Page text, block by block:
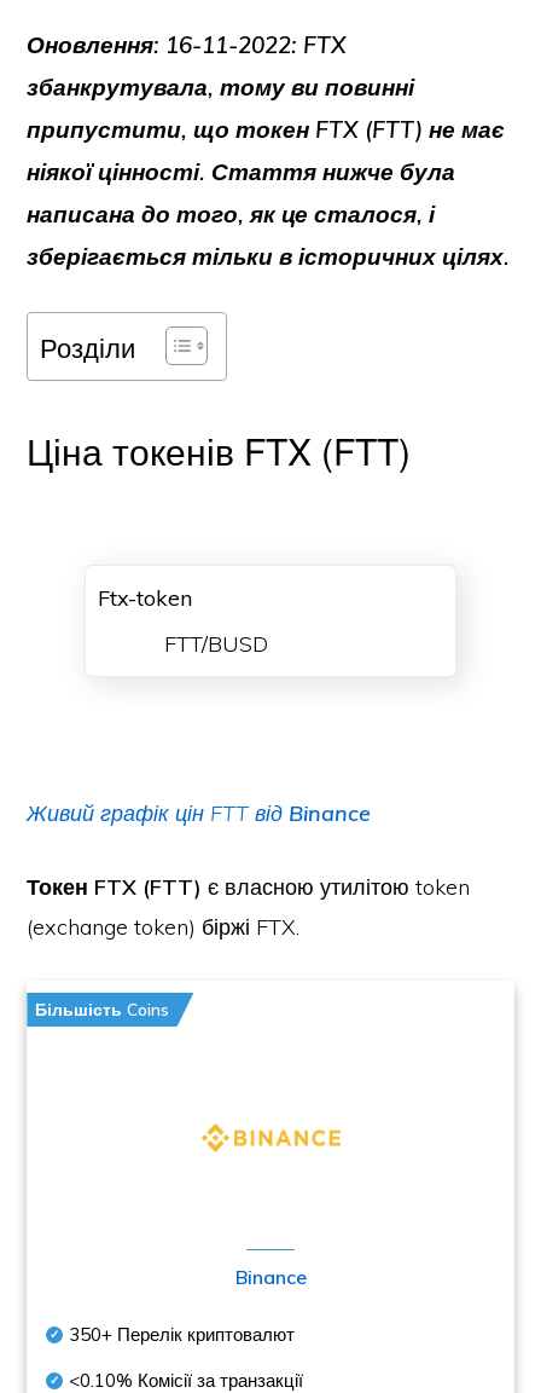
Оновлення: 16-11-2022: FTX
збанкрутувала, тому ви повинні
припустити, що токен FTX (FTT) не має
ніякої цінності. Стаття нижче була
написана до того, як це сталося, і
зберігається тільки в історичних цілях.
Розділи
Ціна токенів FTX (FTT)
Ftx-token
FTT/BUSD
Живий графік цін FTT від Binance
Токен FTX (FTT) є власною утилітою token
(exchange token) біржі FTX.
Більшість Coins
Binance
350+ Перелік криптовалют
<0.10% Комісії за транзакції